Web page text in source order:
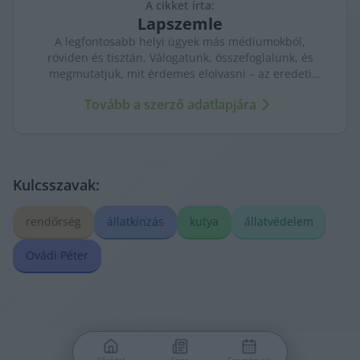
A cikket írta:
Lapszemle
A legfontosabb helyi ügyek más médiumokból,
röviden és tisztán. Válogatunk, összefoglalunk, és
megmutatjuk, mit érdemes elolvasni – az eredeti
Tovább a szerző adatlapjára
Kulcsszavak:
rendőrség állatkínzás kutya állatvédelem
Ovádi Péter